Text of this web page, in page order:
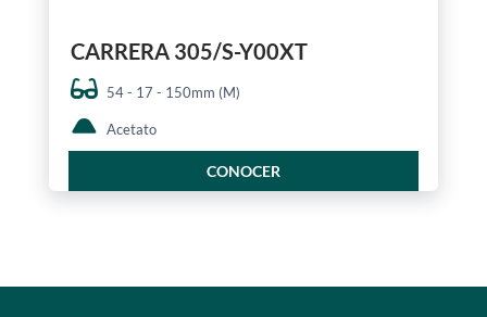
CARRERA 305/S-Y00XT
54 - 17 - 150mm (M)
Acetato
CONOCER